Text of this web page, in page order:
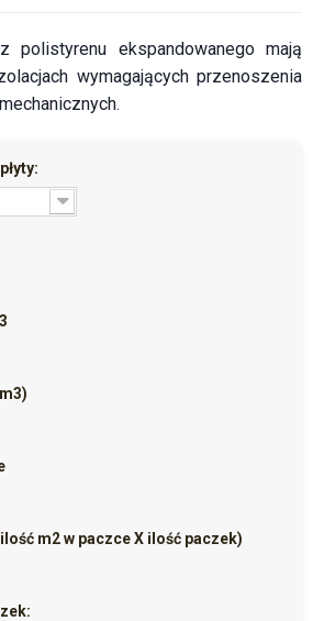
polistyrenu ekspandowanego mają
wymagających przenoszenia
m2 w paczce X ilość paczek)